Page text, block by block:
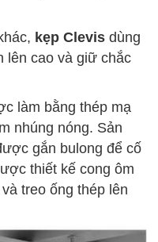
kẹp Clevis dùng
lên cao và giữ chắc
làm bằng thép mạ
nhúng nóng. Sản
gắn bulong để cố
thiết kế cong ôm
treo ống thép lên